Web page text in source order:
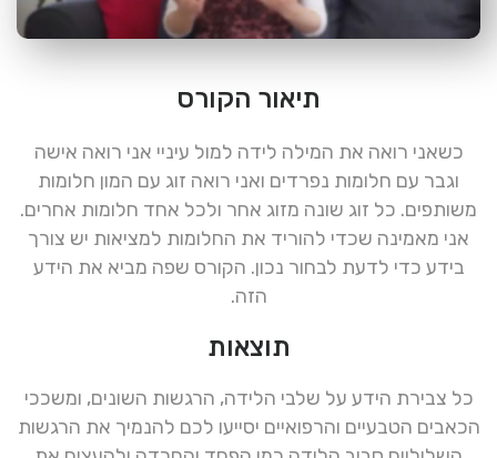
תיאור הקורס
כשאני רואה את המילה לידה למול עיניי אני רואה אישה
וגבר עם חלומות נפרדים ואני רואה זוג עם המון חלומות
משותפים. כל זוג שונה מזוג אחר ולכל אחד חלומות אחרים.
אני מאמינה שכדי להוריד את החלומות למציאות יש צורך
בידע כדי לדעת לבחור נכון. הקורס שפה מביא את הידע
הזה.
תוצאות
כל צבירת הידע על שלבי הלידה, הרגשות השונים, ומשככי
הכאבים הטבעיים והרפואיים יסייעו לכם להנמיך את הרגשות